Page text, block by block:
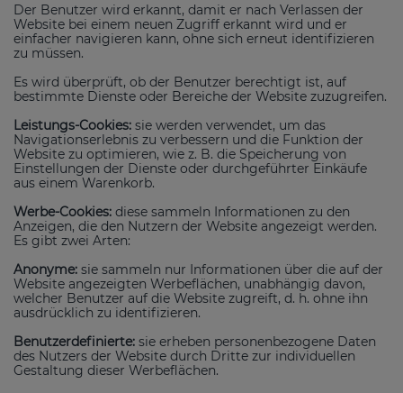
Der Benutzer wird erkannt, damit er nach Verlassen der
Website bei einem neuen Zugriff erkannt wird und er
einfacher navigieren kann, ohne sich erneut identifizieren
zu müssen.
Es wird überprüft, ob der Benutzer berechtigt ist, auf
bestimmte Dienste oder Bereiche der Website zuzugreifen.
Leistungs-Cookies: sie werden verwendet, um das
Navigationserlebnis zu verbessern und die Funktion der
Website zu optimieren, wie z. B. die Speicherung von
Einstellungen der Dienste oder durchgeführter Einkäufe
aus einem Warenkorb.
Werbe-Cookies: diese sammeln Informationen zu den
Anzeigen, die den Nutzern der Website angezeigt werden.
Es gibt zwei Arten:
Anonyme: sie sammeln nur Informationen über die auf der
Website angezeigten Werbeflächen, unabhängig davon,
welcher Benutzer auf die Website zugreift, d. h. ohne ihn
ausdrücklich zu identifizieren.
Benutzerdefinierte: sie erheben personenbezogene Daten
des Nutzers der Website durch Dritte zur individuellen
Gestaltung dieser Werbeflächen.